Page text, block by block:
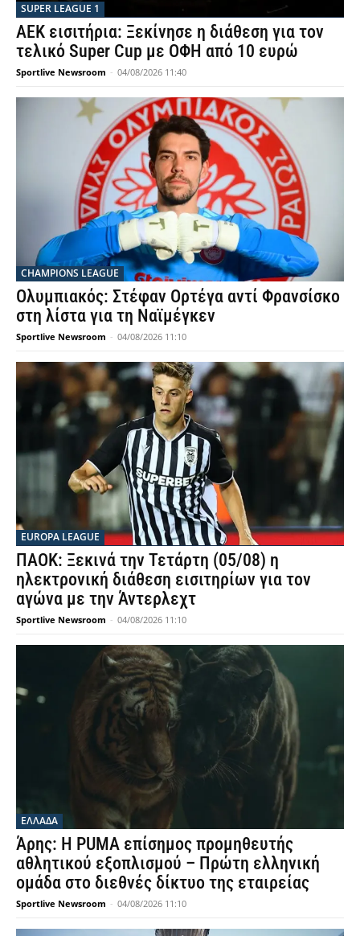
SUPER LEAGUE 1
ΑΕΚ εισιτήρια: Ξεκίνησε η διάθεση για τον
τελικό Super Cup με ΟΦΗ από 10 ευρώ
Sportlive Newsroom - 04/08/2026 11:40
CHAMPIONS LEAGUE
Ολυμπιακός: Στέφαν Ορτέγα αντί Φρανσίσκο
στη λίστα για τη Ναϊμέγκεν
Sportlive Newsroom - 04/08/2026 11:10
EUROPA LEAGUE
ΠΑΟΚ: Ξεκινά την Τετάρτη (05/08) η
ηλεκτρονική διάθεση εισιτηρίων για τον
αγώνα με την Άντερλεχτ
Sportlive Newsroom - 04/08/2026 11:10
ΕΛΛΑΔΑ
Άρης: Η PUMA επίσημος προμηθευτής
αθλητικού εξοπλισμού – Πρώτη ελληνική
ομάδα στο διεθνές δίκτυο της εταιρείας
Sportlive Newsroom - 04/08/2026 11:10